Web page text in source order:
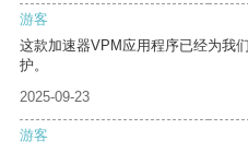
游客
这款加速器VPM应用程序已经为我
护。
2025-09-23
游客